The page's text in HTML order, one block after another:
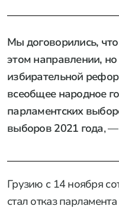
Мы договорились,
этом направлении,
избирательной
всеобщее народное
парламентских
выборов 2021 года, —
Грузию с 14 ноября
стал отказ